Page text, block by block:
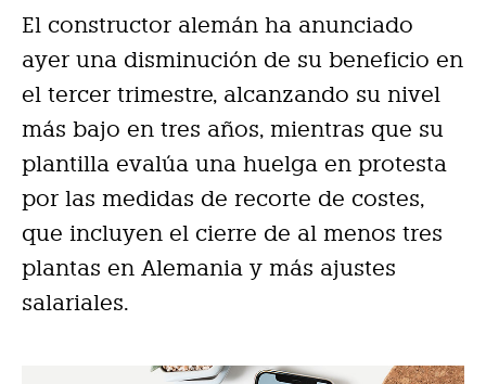
El constructor alemán ha anunciado
ayer una disminución de su beneficio en
el tercer trimestre, alcanzando su nivel
más bajo en tres años, mientras que su
plantilla evalúa una huelga en protesta
por las medidas de recorte de costes,
que incluyen el cierre de al menos tres
plantas en Alemania y más ajustes
salariales.